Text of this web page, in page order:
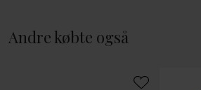
Andre købte også